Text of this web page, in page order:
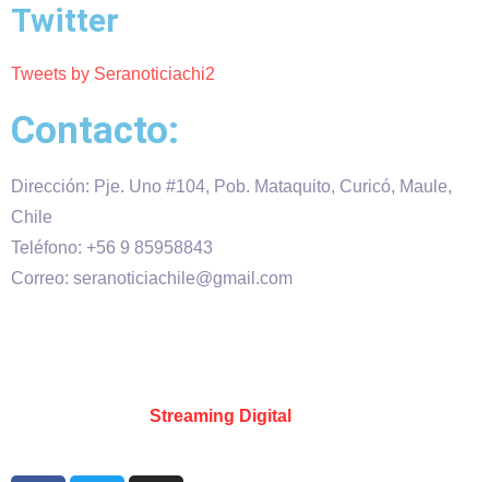
Twitter
Tweets by Seranoticiachi2
Contacto:
Dirección: Pje. Uno #104, Pob. Mataquito, Curicó, Maule,
Chile
Teléfono: +56 9 85958843
Correo: seranoticiachile@gmail.com
Streaming Digital